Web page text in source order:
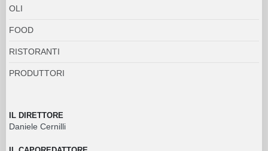
OLI
FOOD
RISTORANTI
PRODUTTORI
IL DIRETTORE
Daniele Cernilli